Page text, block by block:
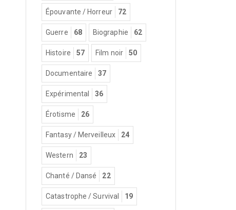
Épouvante / Horreur 72
Guerre 68 Biographie 62
Histoire 57 Film noir 50
Documentaire 37
Expérimental 36
Érotisme 26
Fantasy / Merveilleux 24
Western 23
Chanté / Dansé 22
Catastrophe / Survival 19